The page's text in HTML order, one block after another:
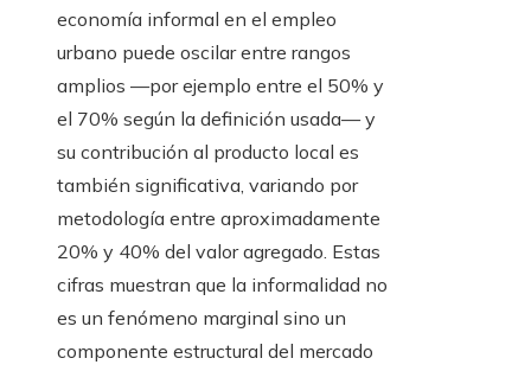
economía informal en el empleo
urbano puede oscilar entre rangos
amplios —por ejemplo entre el 50% y
el 70% según la definición usada— y
su contribución al producto local es
también significativa, variando por
metodología entre aproximadamente
20% y 40% del valor agregado. Estas
cifras muestran que la informalidad no
es un fenómeno marginal sino un
componente estructural del mercado